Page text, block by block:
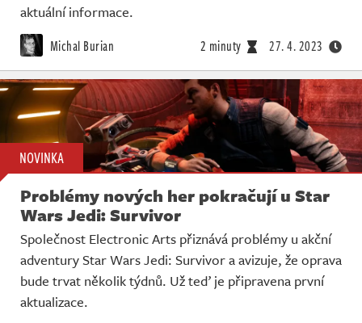
aktuální informace.
Michal Burian 2 minuty 27. 4. 2023
NOVINKA
Problémy nových her pokračují u Star
Wars Jedi: Survivor
Společnost Electronic Arts přiznává problémy u akční
adventury Star Wars Jedi: Survivor a avizuje, že oprava
bude trvat několik týdnů. Už teď je připravena první
aktualizace.